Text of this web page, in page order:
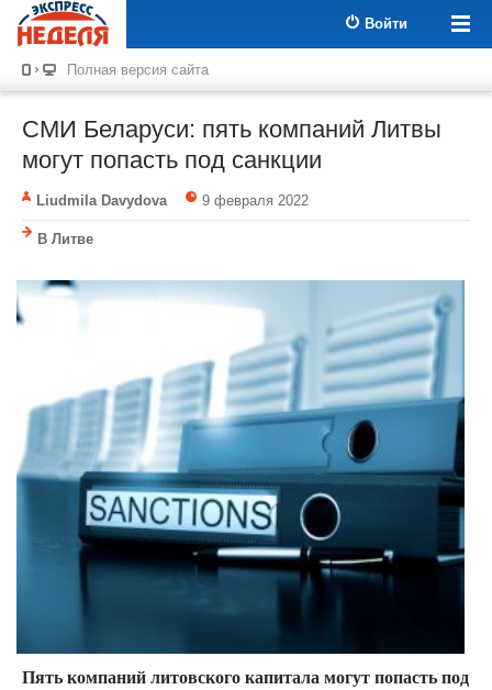
Войти
Полная версия сайта
СМИ Беларуси: пять компаний Литвы
могут попасть под санкции
Liudmila Davydova 9 февраля 2022
В Литве
Пять компаний литовского капитала могут попасть под